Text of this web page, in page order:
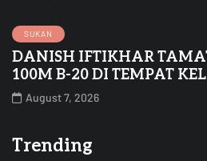
SUKAN
DANISH IFTIKHAR
100M B-20 DI TEMPAT
August 7, 2026
Trending